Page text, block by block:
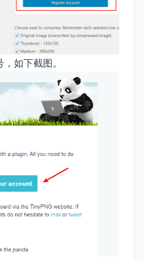
如下截图。